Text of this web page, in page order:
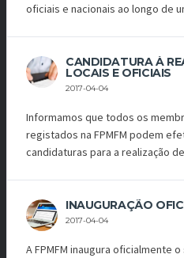
oficiais e nacionais ao longo de
CANDIDATURA À
LOCAIS E OFICIAIS
2017-04-04
Informamos que todos os
registados na FPMFM podem
candidaturas para a realização
INAUGURAÇÃO
2017-04-04
A FPMFM inaugura oficialmente